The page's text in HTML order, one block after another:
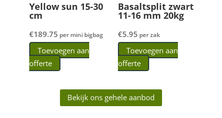
Yellow sun 15-30
cm
€189.75 per mini bigbag
Toevoegen aan
offerte
Basaltsplit zwart
11-16 mm 20kg
€5.95 per zak
Toevoegen aan
offerte
Bekijk ons gehele aanbod